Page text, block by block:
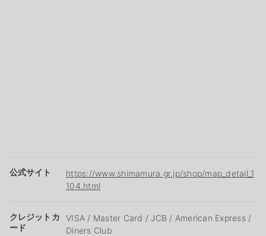
公式サイト
https://www.shimamura.gr.jp/shop/map_detail_1
104.html
クレジットカ
ード
VISA / Master Card / JCB / American Express /
Diners Club